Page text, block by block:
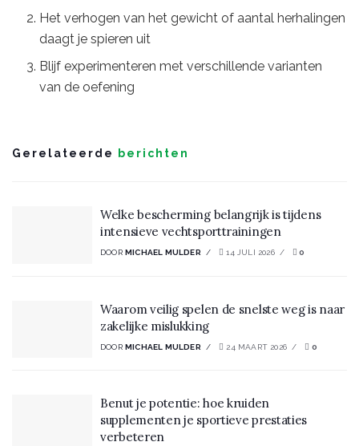
Het verhogen van het gewicht of aantal herhalingen
daagt je spieren uit
Blijf experimenteren met verschillende varianten
van de oefening
Gerelateerde berichten
Welke bescherming belangrijk is tijdens
intensieve vechtsporttrainingen
DOOR MICHAEL MULDER 14 JULI 2026 0
Waarom veilig spelen de snelste weg is naar
zakelijke mislukking
DOOR MICHAEL MULDER 24 MAART 2026 0
Benut je potentie: hoe kruiden
supplementen je sportieve prestaties
verbeteren